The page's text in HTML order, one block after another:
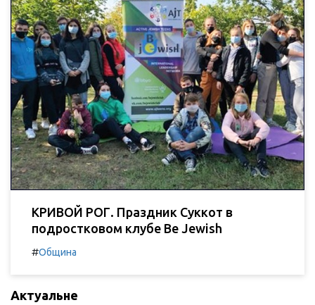
КРИВОЙ РОГ. Праздник Суккот в
подростковом клубе Be Jewish
#Община
Актуальне